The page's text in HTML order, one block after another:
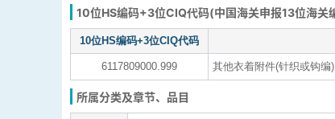
10位HS编码+3位CIQ代码(中国海关申报13位海关
10位HS编码+3位CIQ代码
6117809000.999 其他衣着附件(针织或钩编)
所属分类及章节、品目